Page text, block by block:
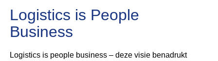
Logistics is People
Business
Logistics is people business – deze visie benadrukt